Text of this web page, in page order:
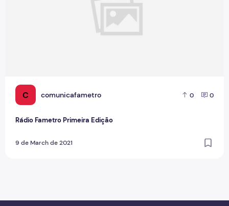
C comunicafametro 0 0
Rádio Fametro Primeira Edição
9 de March de 2021